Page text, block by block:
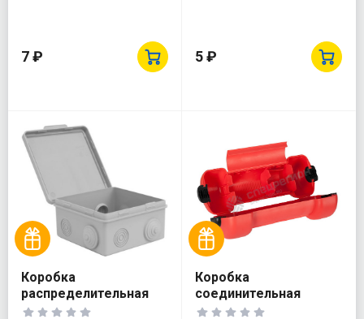
7 ₽ 5 ₽
Коробка
распределительная
ОП 100х100х50мм 7
Коробка
соединительная
защитная СВЕТОЗАР